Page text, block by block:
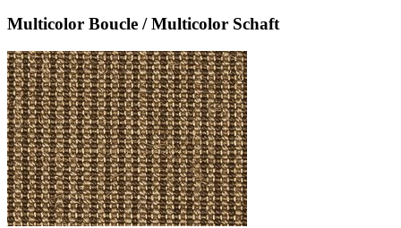
Multicolor Boucle / Multicolor Schaft